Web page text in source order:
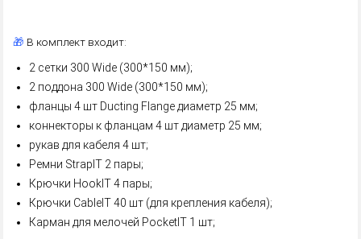
🎁 В комплект входит:
2 сетки 300 Wide (300*150 мм);
2 поддона 300 Wide (300*150 мм);
фланцы 4 шт Ducting Flange диаметр 25 мм;
коннекторы к фланцам 4 шт диаметр 25 мм;
рукав для кабеля 4 шт;
Ремни StrapIT 2 пары;
Крючки HookIT 4 пары;
Крючки CableIT 40 шт (для крепления кабеля);
Карман для мелочей PocketIT 1 шт;